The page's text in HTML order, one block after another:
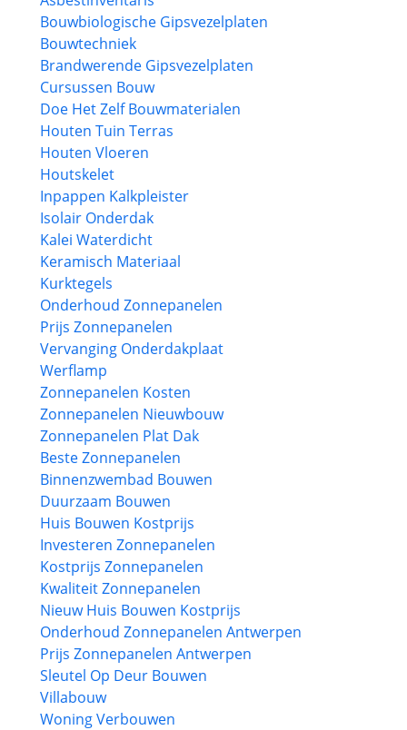
Bouwbiologische Gipsvezelplaten
Bouwtechniek
Brandwerende Gipsvezelplaten
Cursussen Bouw
Doe Het Zelf Bouwmaterialen
Houten Tuin Terras
Houten Vloeren
Houtskelet
Inpappen Kalkpleister
Isolair Onderdak
Kalei Waterdicht
Keramisch Materiaal
Kurktegels
Onderhoud Zonnepanelen
Prijs Zonnepanelen
Vervanging Onderdakplaat
Werflamp
Zonnepanelen Kosten
Zonnepanelen Nieuwbouw
Zonnepanelen Plat Dak
Beste Zonnepanelen
Binnenzwembad Bouwen
Duurzaam Bouwen
Huis Bouwen Kostprijs
Investeren Zonnepanelen
Kostprijs Zonnepanelen
Kwaliteit Zonnepanelen
Nieuw Huis Bouwen Kostprijs
Onderhoud Zonnepanelen Antwerpen
Prijs Zonnepanelen Antwerpen
Sleutel Op Deur Bouwen
Villabouw
Woning Verbouwen